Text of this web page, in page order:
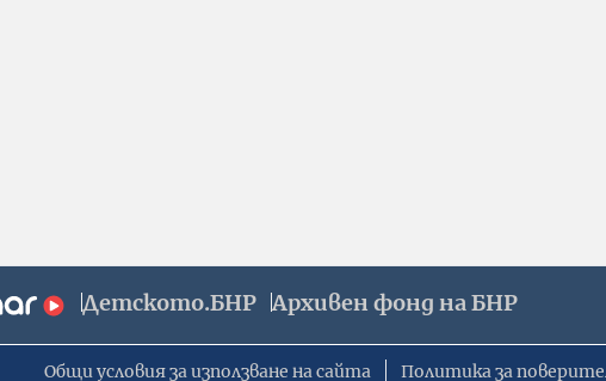
Детското.БНР Архивен фонд на БНР
Общи условия за използване на сайта Политика за